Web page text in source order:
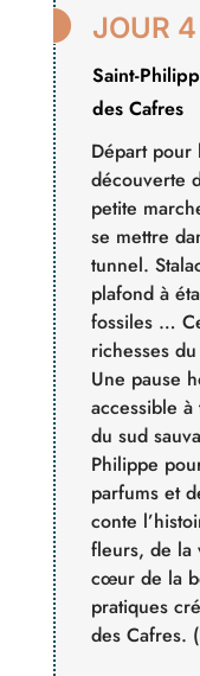
 JOUR 4
Saint-
des Cafres
Départ pour
découverte
petite
se mettre
tunnel.
plafond à
fossiles …
richesses
Une pause
accessible
du sud
Philippe
parfums et
conte
fleurs, de la
cœur de la
pratiques
des Cafres.